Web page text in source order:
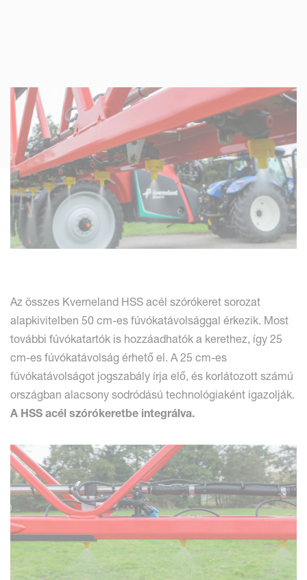
Az összes Kverneland HSS acél szórókeret sorozat
alapkivitelben 50 cm-es fúvókatávolsággal érkezik. Most
további fúvókatartók is hozzáadhatók a kerethez, így 25
cm-es fúvókatávolság érhető el. A 25 cm-es
fúvókatávolságot jogszabály írja elő, és korlátozott számú
országban alacsony sodródású technológiaként igazolják.
A HSS acél szórókeretbe integrálva.